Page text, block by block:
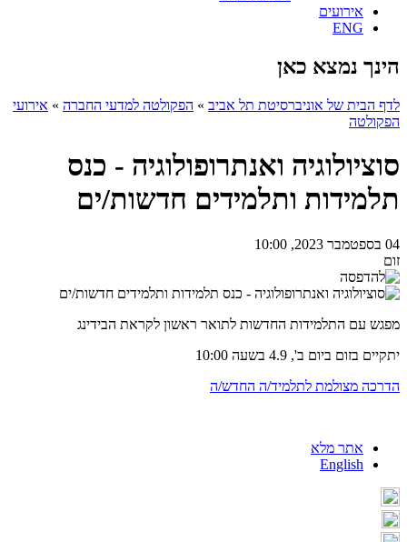
אירועים
ENG
הינך נמצא כאן
לדף הבית של אוניברסיטת תל אביב » הפקולטה למדעי החברה » אירועי
הפקולטה
סוציולוגיה ואנתרופולוגיה - כנס
תלמידות ותלמידים חדשות/ים
04 בספטמבר 2023, 10:00
זום
מפגש עם התלמידות החדשות לתואר ראשון לקראת הבידינג
יתקיים בזום ביום ב', 4.9 בשעה 10:00
הדרכה מצולמת לתלמיד/ה החדש/ה
אתר מלא
English